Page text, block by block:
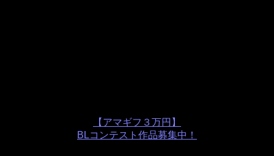
【アマギフ３万円】
BLコンテスト作品募集中！